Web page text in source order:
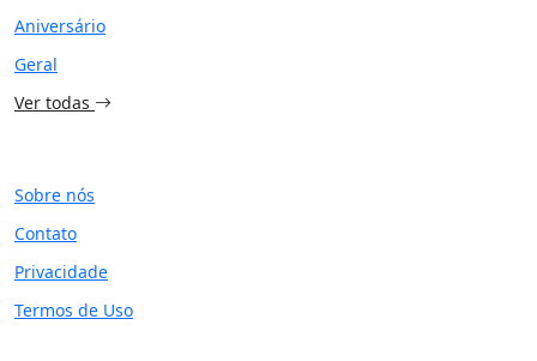
Aniversário
Geral
Ver todas
Sobre nós
Contato
Privacidade
Termos de Uso